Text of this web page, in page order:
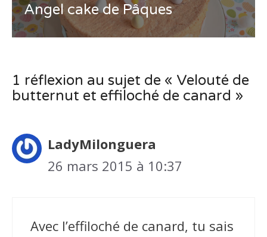
Angel cake de Pâques
1 réflexion au sujet de « Velouté de
butternut et effiloché de canard »
LadyMilonguera
26 mars 2015 à 10:37
Avec l’effiloché de canard, tu sais